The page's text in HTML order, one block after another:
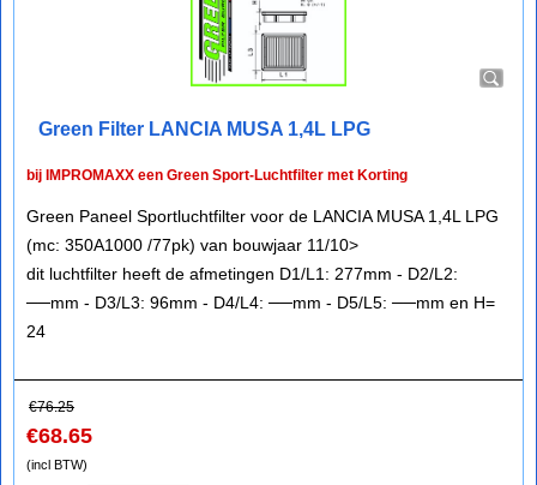
Green Filter LANCIA MUSA 1,4L LPG
bij IMPROMAXX een Green Sport-Luchtfilter met Korting
Green Paneel Sportluchtfilter voor de LANCIA MUSA 1,4L LPG
(mc: 350A1000 /77pk) van bouwjaar 11/10>
dit luchtfilter heeft de afmetingen D1/L1: 277mm - D2/L2:
──mm - D3/L3: 96mm - D4/L4: ──mm - D5/L5: ──mm en H=
24
€76.25
€68.65
(incl BTW)